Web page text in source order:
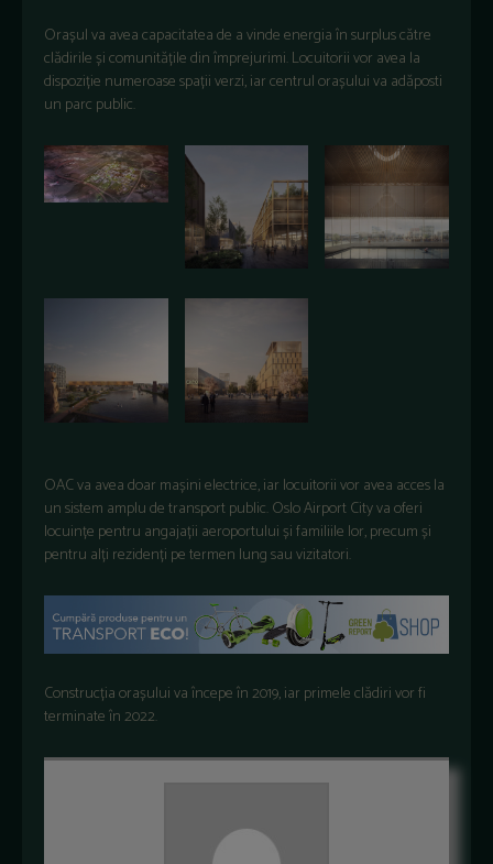
Orașul va avea capacitatea de a vinde energia în surplus către
clădirile și comunitățile din împrejurimi. Locuitorii vor avea la
dispoziție numeroase spații verzi, iar centrul orașului va adăposti
un parc public.
OAC va avea doar mașini electrice, iar locuitorii vor avea acces la
un sistem amplu de transport public. Oslo Airport City va oferi
locuințe pentru angajații aeroportului și familiile lor, precum și
pentru alți rezidenți pe termen lung sau vizitatori.
Construcția orașului va începe în 2019, iar primele clădiri vor fi
terminate în 2022.